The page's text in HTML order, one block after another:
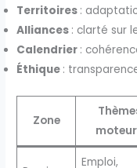
Territoires :
Alliances : clarté sur
Calendrier :
Éthique :
Zone
Emploi,